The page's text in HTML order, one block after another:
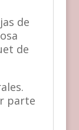
de
de
parte